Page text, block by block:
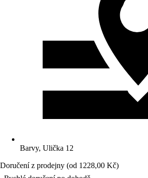
Barvy, Ulička 12
Doručení z prodejny (od 1228,00 Kč)